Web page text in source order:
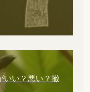
いい？悪い？撤